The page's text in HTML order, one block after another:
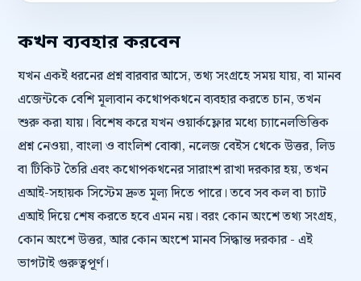
কখন ব্যবহার করবেন
যখন একই ধরনের প্রশ্ন বারবার আসে, তথ্য সংগ্রহে সময় যায়, বা মানব
এজেন্টকে বেশি মূল্যবান কথোপকথনে ব্যবহার করতে চান, তখন
শুরু করা যায়। বিশেষ করে যখন ওয়ার্কফ্লোর মধ্যে চ্যানেলভিত্তিক
প্রশ্ন নেওয়া, বাংলা ও বাংলিশ বোঝা, নলেজ বেইস থেকে উত্তর, লিড
বা টিকিট তৈরি এবং কথোপকথনের সারাংশ রাখা দরকার হয়, তখন
এআই-সহায়ক সিস্টেম দ্রুত মূল্য দিতে পারে। তবে সব কল বা চ্যাট
এআই দিয়ে শেষ করতে হবে এমন নয়। বরং কোন অংশে তথ্য সংগ্রহ,
কোন অংশে উত্তর, আর কোন অংশে মানব সিদ্ধান্ত দরকার - এই
ভাগটাই গুরুত্বপূর্ণ।